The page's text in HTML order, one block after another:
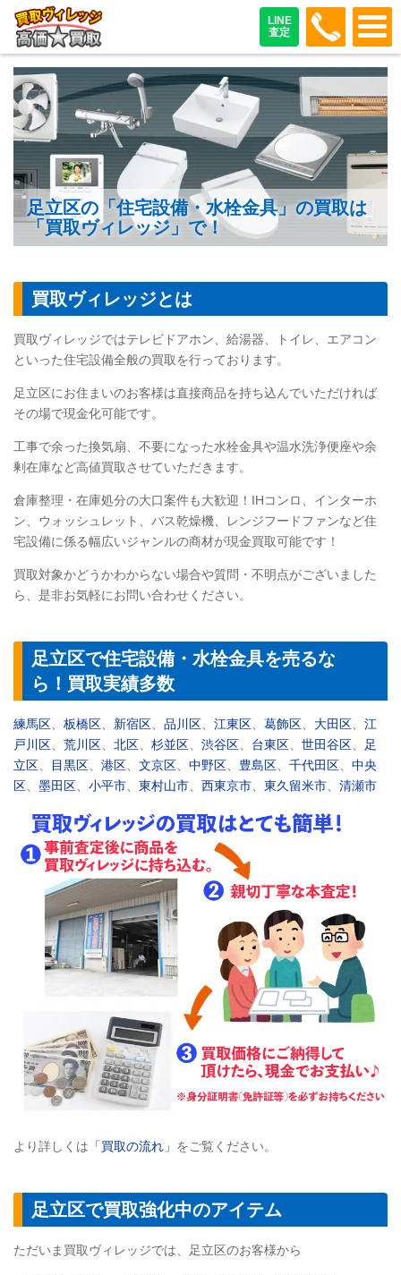
LINE
査定
048-
足立区の「住宅設備・水栓金具」の買取は
「買取ヴィレッジ」で！
買取ヴィレッジとは
買取ヴィレッジではテレビドアホン、給湯器、トイレ、エアコン
といった住宅設備全般の買取を行っております。
足立区にお住まいのお客様は直接商品を持ち込んでいただければ
その場で現金化可能です。
工事で余った換気扇、不要になった水栓金具や温水洗浄便座や余
剰在庫など高値買取させていただきます。
倉庫整理・在庫処分の大口案件も大歓迎！IHコンロ、インターホ
ン、ウォッシュレット、バス乾燥機、レンジフードファンなど住
宅設備に係る幅広いジャンルの商材が現金買取可能です！
買取対象かどうかわからない場合や質問・不明点がございました
ら、是非お気軽にお問い合わせください。
足立区で住宅設備・水栓金具を売るな
ら！買取実績多数
練馬区 板橋区 新宿区 品川区 江東区 葛飾区 大田区
江
戸川区
荒川区 北区 杉並区 渋谷区 台東区 世田谷区
足
立区
目黒区 港区 文京区 中野区 豊島区 千代田区
中央
区
墨田区 小平市 東村山市 西東京市 東久留米市 清瀬市
より詳しくは 「買取の流れ」 をご覧ください。
足立区で買取強化中のアイテム
ただいま買取ヴィレッジでは、足立区のお客様から